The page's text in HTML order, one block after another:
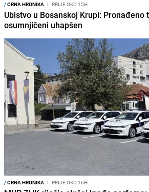
/CRNA HRONIKA I PRIJE OKO 15H
Ubistvo u Bosanskoj Krupi: Pronađeno
osumnjičeni uhapšen
/CRNA HRONIKA I PRIJE OKO 16H